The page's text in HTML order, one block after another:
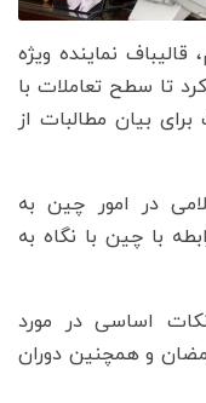
نماینده ویژه
تا سطح تعاملات با
بیان مطالبات از
در امور چین به
با چین با نگاه به
اساسی در مورد
و همچنین دوران